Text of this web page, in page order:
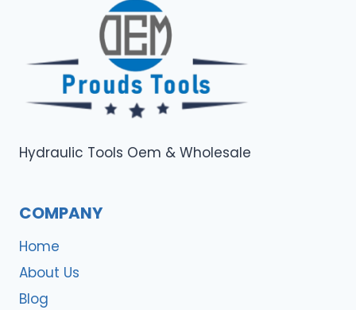
Hydraulic Tools Oem & Wholesale
COMPANY
Home
About Us
Blog